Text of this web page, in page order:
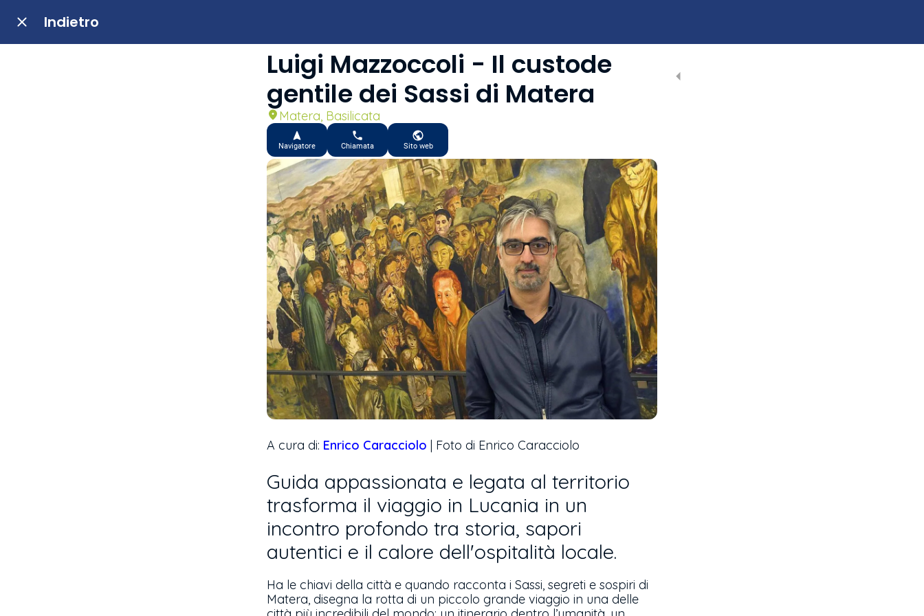
Indietro
Luigi Mazzoccoli - Il custode
gentile dei Sassi di Matera
Matera, Basilicata
Navigatore Chiamata Sito web
A cura di: Enrico Caracciolo | Foto di Enrico Caracciolo
Guida appassionata e legata al territorio
trasforma il viaggio in Lucania in un
incontro profondo tra storia, sapori
autentici e il calore dell'ospitalità locale.
Ha le chiavi della città e quando racconta i Sassi, segreti e sospiri di
Matera, disegna la rotta di un piccolo grande viaggio in una delle